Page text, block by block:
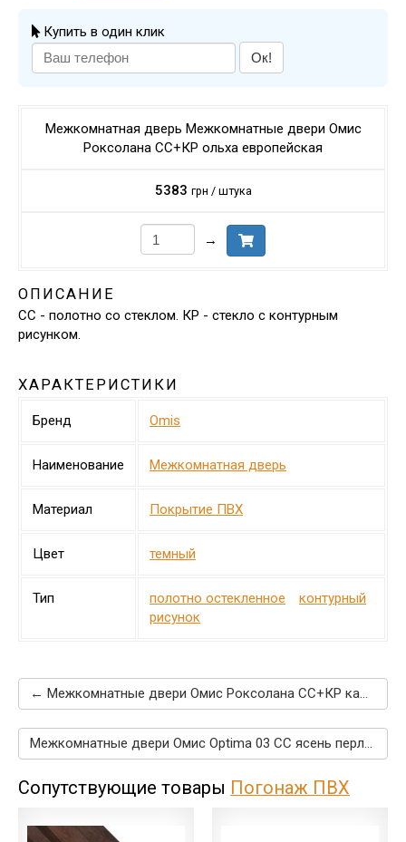
Купить в один клик
Ок!
Межкомнатная дверь Межкомнатные двери Омис
Роксолана СС+КР ольха европейская
5383 грн / штука
→
ОПИСАНИЕ
СС - полотно со стеклом. КР - стекло с контурным
рисунком.
ХАРАКТЕРИСТИКИ
Бренд Omis
Наименование Межкомнатная дверь
Материал Покрытие ПВХ
Цвет темный
Тип полотно остекленное
контурный
рисунок
← Межкомнатные двери Омис Роксолана СС+КР каштан
Межкомнатные двери Омис Optima 03 CC ясень перламутр →
Сопутствующие товары Погонаж ПВХ